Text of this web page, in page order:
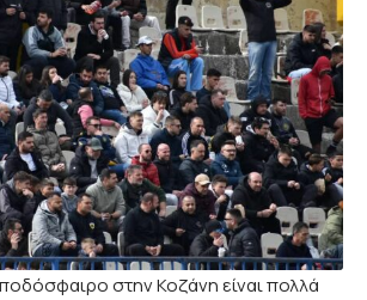
στην Κοζάνη είναι πολλά